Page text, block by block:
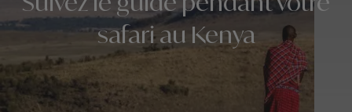
safari au Kenya